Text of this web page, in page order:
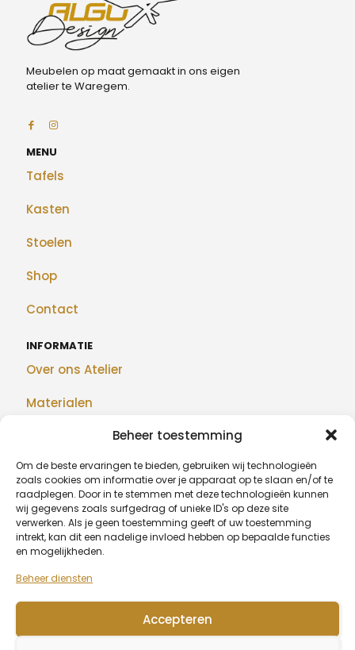
Beheer toestemming
Om de beste ervaringen te bieden, gebruiken wij technologieën
zoals cookies om informatie over je apparaat op te slaan en/of te
raadplegen. Door in te stemmen met deze technologieën kunnen
wij gegevens zoals surfgedrag of unieke ID's op deze site
verwerken. Als je geen toestemming geeft of uw toestemming
intrekt, kan dit een nadelige invloed hebben op bepaalde functies
en mogelijkheden.
Beheer diensten
Accepteren
Meubelen op maat gemaakt in ons eigen
atelier te Waregem.
MENU
Tafels
Kasten
Stoelen
Shop
Contact
INFORMATIE
Over ons Atelier
Materialen
Realisaties
Blog
© 2026 Algu Design - BE1007.377.068